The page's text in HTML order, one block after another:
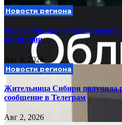
Новости региона
Новосибирская область
облигации
Авг 3, 2026
Новости региона
Жительница Сибири получила
сообщение в Телеграм
Авг 2, 2026